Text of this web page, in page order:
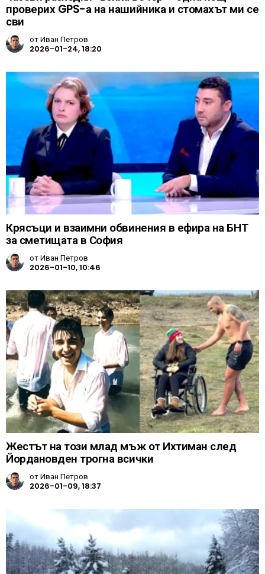
проверих GPS-а на нашийника и стомахът ми се
сви
отИван Петров
2026-01-24, 18:20
Крясъци и взаимни обвинения в ефира на БНТ
за сметищата в София
отИван Петров
2026-01-10, 10:46
Жестът на този млад мъж от Ихтиман след
Йордановден трогна всички
отИван Петров
2026-01-09, 18:37